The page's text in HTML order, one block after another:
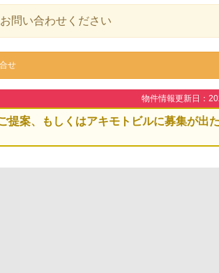
問い合わせください
せ
物件情報更新日：
提案、もしくはアキモトビルに募集が出